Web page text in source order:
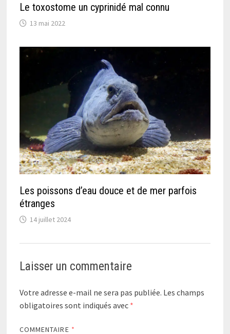
Le toxostome un cyprinidé mal connu
13 mai 2022
Les poissons d’eau douce et de mer parfois
étranges
14 juillet 2024
Laisser un commentaire
Votre adresse e-mail ne sera pas publiée. Les champs
obligatoires sont indiqués avec *
COMMENTAIRE *